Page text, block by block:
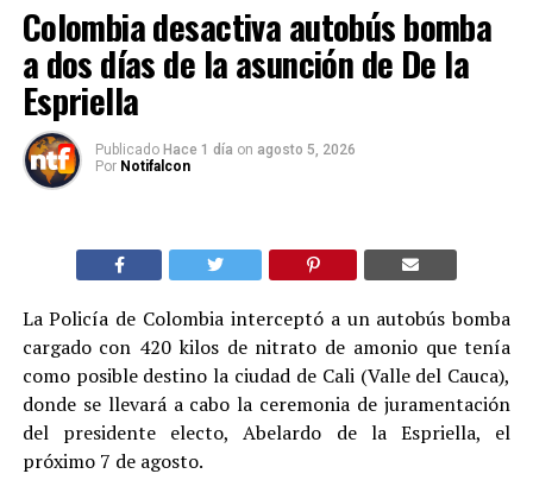
Colombia desactiva autobús bomba
a dos días de la asunción de De la
Espriella
Publicado Hace 1 día on agosto 5, 2026
Por Notifalcon
La Policía de Colombia interceptó a un autobús bomba
cargado con 420 kilos de nitrato de amonio que tenía
como posible destino la ciudad de Cali (Valle del Cauca),
donde se llevará a cabo la ceremonia de juramentación
del presidente electo, Abelardo de la Espriella, el
próximo 7 de agosto.